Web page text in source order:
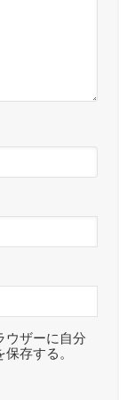
ウザーに自分
存する。